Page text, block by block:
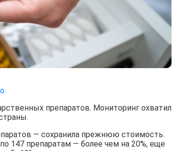
препаратов. Мониторинг охватил
— сохранила прежнюю стоимость.
147 препаратам — более чем на 20%, еще